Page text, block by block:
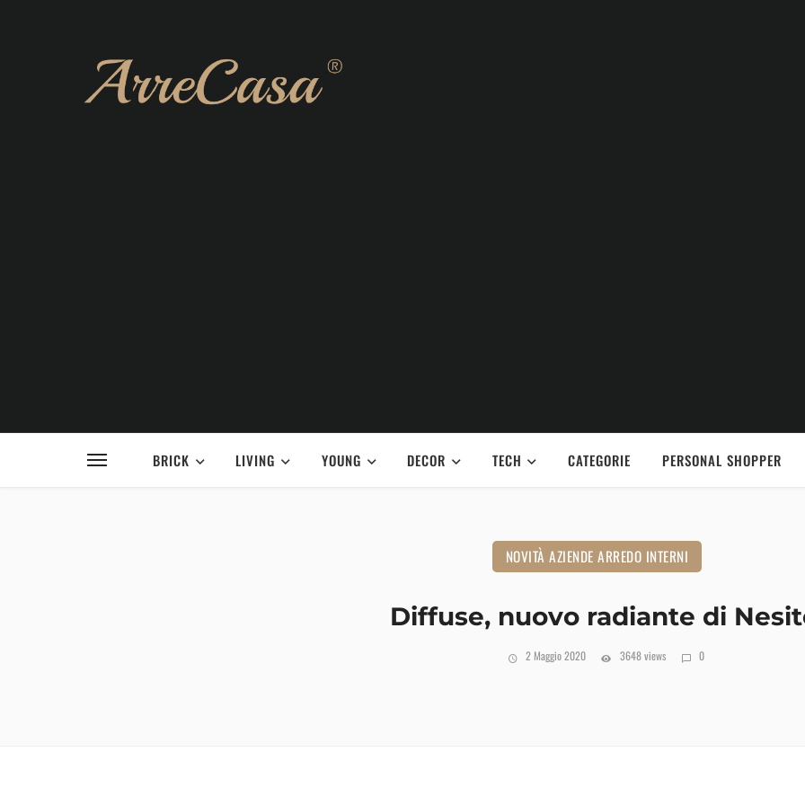
BRICK LIVING YOUNG DECOR TECH CATEGORIE PERSONAL SHOPPER
NOVITÀ AZIENDE ARREDO INTERNI
Diffuse, nuovo radiante di
2 Maggio 2020 3648 views 0